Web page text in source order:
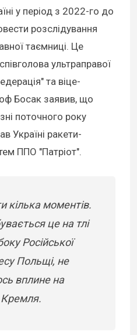
у період з 2022-го до
розслідування
таємниці. Це
ультраправої
та віце-
Босак заявив, що
поточного року
Україні ракети-
ППО "Патріот".
кілька моментів.
це на тлі
Російської
Польщі, не
вплине на